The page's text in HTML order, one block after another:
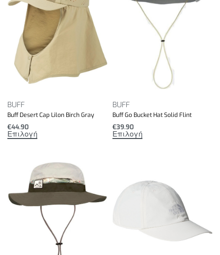
BUFF
Buff Desert Cap Lilon Birch Gray
€44.90
Επιλογή
BUFF
Buff Go Bucket Hat Solid Flint
€39.90
Επιλογή